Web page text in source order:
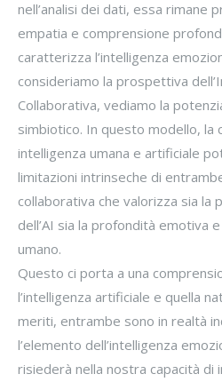
nell’analisi dei dati, essa rimane
empatia e comprensione
caratterizza l’intelligenza
consideriamo la prospettiva
Collaborativa, vediamo la
simbiotico. In questo modello, la
intelligenza umana e artificiale
limitazioni intrinseche di
collaborativa che valorizza sia la
dell’AI sia la profondità emotiva
umano.
Questo ci porta a una
l’intelligenza artificiale e quella
meriti, entrambe sono in realtà
l’elemento dell’intelligenza
risiederà nella nostra capacità